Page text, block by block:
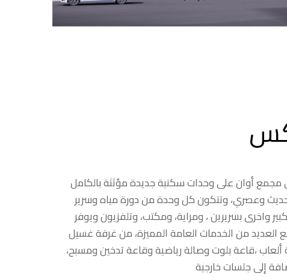
مجمع أوان على وحدات سكنية جديدة مؤثثة بالكامل
حديث وعصري، وتتكون كل وحدة من دورة مياه وسرير
واخرى بسريرين ، ومراية، ومكتب، وتلفزيون ويوفر
العديد من الخدمات العامة المميزة، من غرفة غسيل
،قاعة بلوت وصالة رياضية وقاعة تدخين ومسبح،